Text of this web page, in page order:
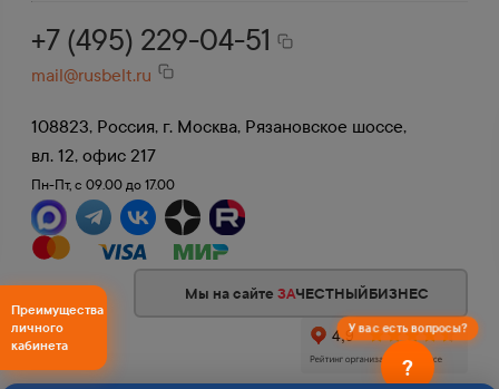
+7 (495) 229-04-51
mail@rusbelt.ru
108823, Россия, г. Москва, Рязановское шоссе,
вл. 12, офис 217
Пн-Пт, с 09.00 до 17.00
Мы на сайте ЗАЧЕСТНЫЙБИЗНЕС
Преимущества
личного
кабинета
У вас есть вопросы?
?